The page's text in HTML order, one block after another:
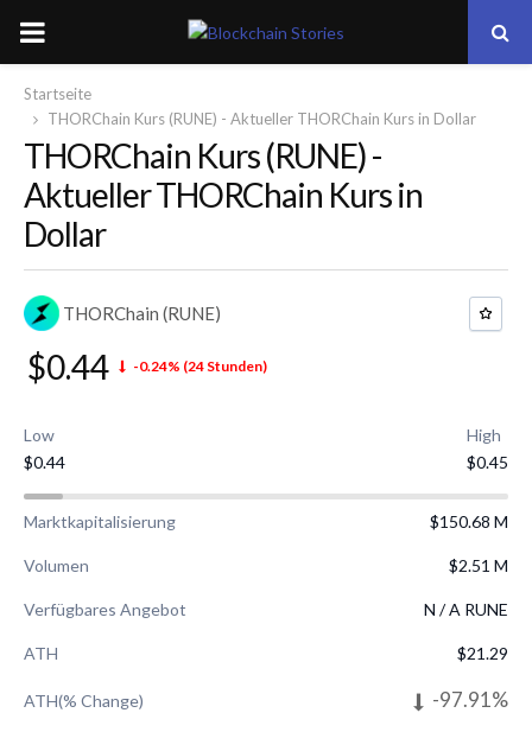
PRIMARY
MENU
Startseite
THORChain Kurs (RUNE) - Aktueller THORChain Kurs in Dollar
THORChain Kurs (RUNE) -
Aktueller THORChain Kurs in
Dollar
THORChain (RUNE)
$0.44 -0.24% (24 Stunden)
Low
$0.44
High
$0.45
Marktkapitalisierung $150.68 M
Volumen $2.51 M
Verfügbares Angebot N / A RUNE
ATH $21.29
ATH(% Change) -97.91%